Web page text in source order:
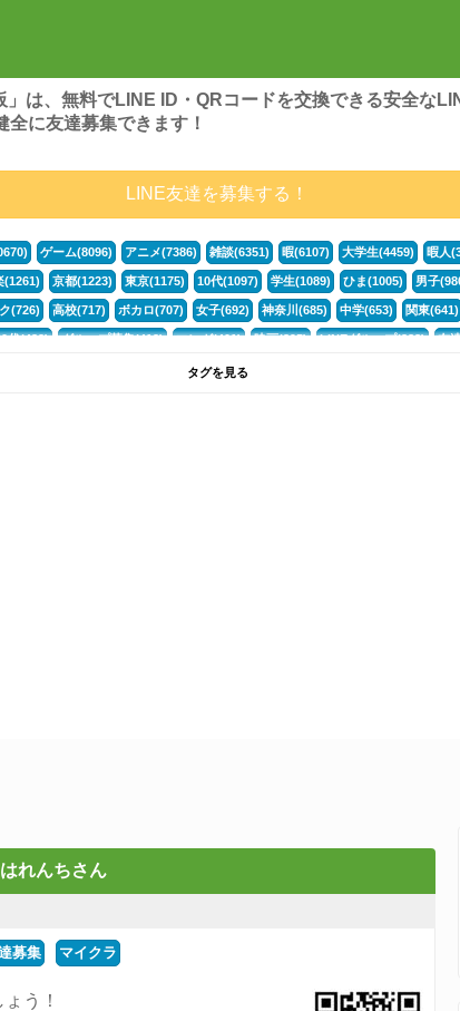
は、無料でLINE ID・QRコードを交換できる安全な
に友達募集できます！
LINE友達を募集する！
ゲーム(8096) アニメ(7386) 雑談(6351) 暇(6107) 大学生(4459) 暇人
(1261) 京都(1223) 東京(1175) 10代(1097) 学生(1089) ひま(1005) 男子
(726) 高校(717) ボカロ(707) 女子(692) 神奈川(685) 中学(653) 関東(641)
代(432) グループ募集(412) マンガ(401) 映画(395) LINEグループ(388) 友
フォートナイト(320)
タグを見る
はれんちさん
募集 マイクラ
う！